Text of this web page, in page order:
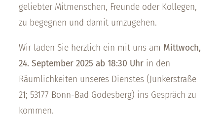
geliebter Mitmenschen, Freunde oder Kollegen,
zu begegnen und damit umzugehen.
Wir laden Sie herzlich ein mit uns am Mittwoch,
24. September 2025 ab 18:30 Uhr in den
Räumlichkeiten unseres Dienstes (Junkerstraße
21; 53177 Bonn-Bad Godesberg) ins Gespräch zu
kommen.